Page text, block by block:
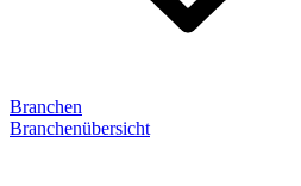
Branchen
Branchenübersicht